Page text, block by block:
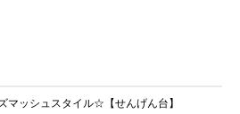
マッシュスタイル☆【せんげん台】